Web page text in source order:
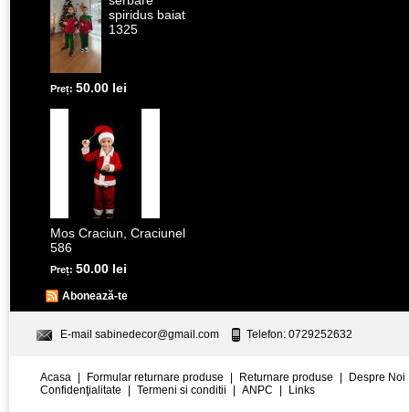
spiridus baiat
1325
Preț: 50.00 lei
Mos Craciun, Craciunel
586
Preț: 50.00 lei
Abonează-te
E-mail sabinedecor@gmail.com Telefon: 0729252632
Acasa Formular returnare produse Returnare produse
Despre Noi
Confidenţialitate
Termeni si conditii ANPC Links